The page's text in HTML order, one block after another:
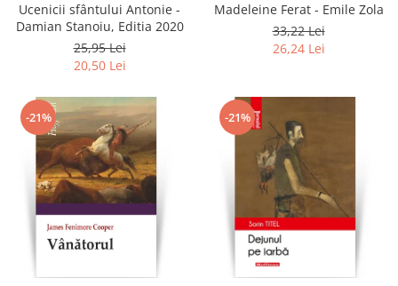
Ucenicii sfântului Antonie -
Damian Stanoiu, Editia 2020
25,95 Lei
20,50 Lei
Madeleine Ferat - Emile Zola
33,22 Lei
26,24 Lei
-21% -21%